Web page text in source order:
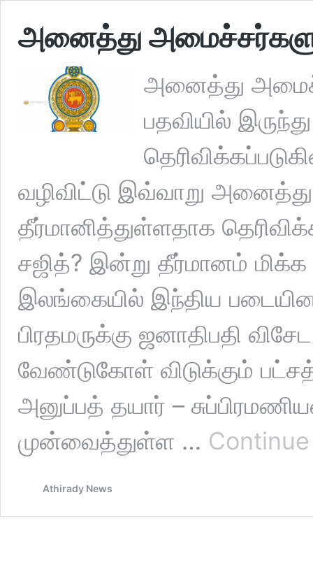
அனைத்து
அனைத்து
பதவியில்
வழிவிட்டு இவ்வாறு
தீர்மானித்துள்ளதாக
சஜித்? இன்று தீர்மானம்
இலங்கையில் இந்திய
பிரதமருக்கு ஜனாதிபதி
வேண்டுகோள் விடுக்கும்
அனுப்பத் தயார் –
முன்வைத்துள்ள …
Athirady News